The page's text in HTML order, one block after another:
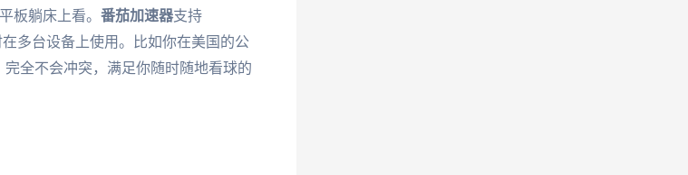
板躺床上看。 番茄加速器支持
多台设备上使用。比如你在美国的公
全不会冲突，满足你随时随地看球的